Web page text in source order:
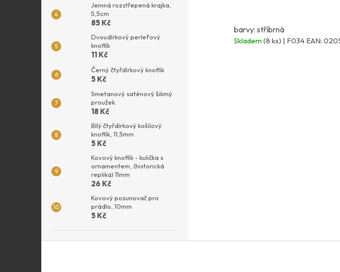
Jemná rozstřepená krajka,
5,5cm
85 Kč
Dvoudírkový perleťový
knoflík
11 Kč
Černý čtyřdírkový knoflík
5 Kč
Smetanový saténový šikmý
proužek
18 Kč
Bílý čtyřdírkový košilový
knoflík, 11,5mm
5 Kč
Kovový knoflík - kulička s
ornamentem, (historická
replika) 11mm
26 Kč
Kovový posunovač pro
prádlo, 10mm
5 Kč
barvy: stříbrná
Skladem(8 ks) | F034 EAN: